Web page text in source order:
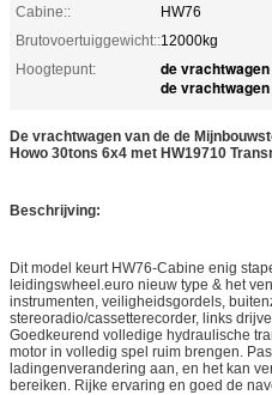
Cabine::
HW76
Brutovoertuiggewicht::12000kg
Hoogtepunt:
de
de
De vrachtwagen van de de
Howo 30tons 6x4 met HW19710
Beschrijving:
Dit model keurt HW76-Cabine enig
leidingswheel.euro nieuw type & het
instrumenten, veiligheidsgordels,
stereoradio/cassetterecorder, links
Goedkeurend volledige hydraulische
motor in volledig spel ruim brengen.
ladingenverandering aan, en het kan
bereiken. Rijke ervaring en goed de